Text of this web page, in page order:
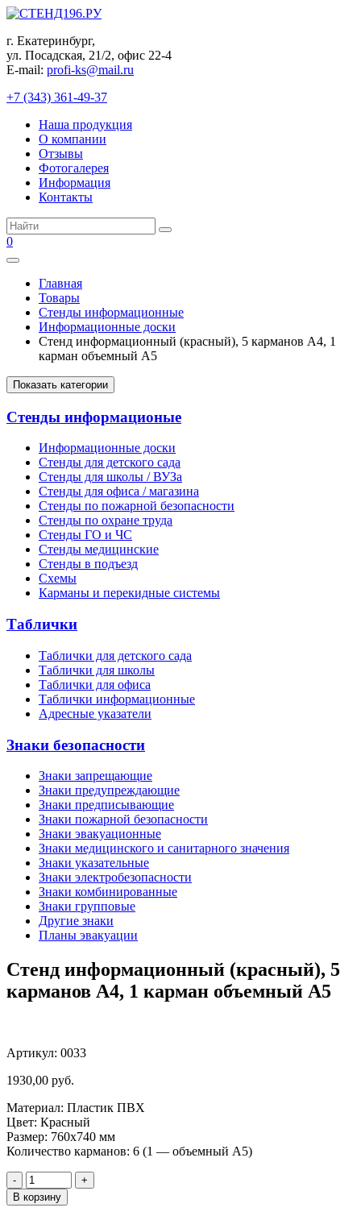
Перейти
контенту
г. Екатеринбург,
ул. Посадская, 21/2, офис 22-4
E-mail: profi-ks@mail.ru
+7 (343) 361-49-37
Наша продукция
О компании
Отзывы
Фотогалерея
Информация
Контакты
Поиск:
0
Главная
Товары
Стенды информационные
Информационные доски
Стенд информационный (красный), 5 карманов А4, 1
карман объемный А5
Показать категории
Стенды информационые
Информационные доски
Стенды для детского сада
Стенды для школы / ВУЗа
Стенды для офиса / магазина
Стенды по пожарной безопасности
Стенды по охране труда
Стенды ГО и ЧС
Стенды медицинские
Стенды в подъезд
Схемы
Карманы и перекидные системы
Таблички
Таблички для детского сада
Таблички для школы
Таблички для офиса
Таблички информационные
Адресные указатели
Знаки безопасности
Знаки запрещающие
Знаки предупреждающие
Знаки предписывающие
Знаки пожарной безопасности
Знаки эвакуационные
Знаки медицинского и санитарного значения
Знаки указательные
Знаки электробезопасности
Знаки комбинированные
Знаки групповые
Другие знаки
Планы эвакуации
Стенд информационный (красный), 5
карманов А4, 1 карман объемный А5
Артикул: 0033
1930,00 руб.
Материал: Пластик ПВХ
Цвет: Красный
Размер: 760х740 мм
Количество карманов: 6 (1 — объемный А5)
Количество
Стенд
информационный
-
+
В корзину